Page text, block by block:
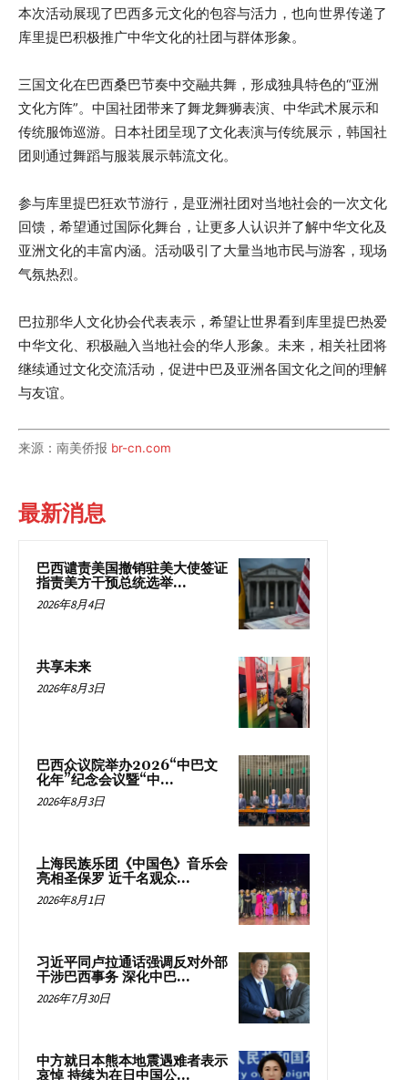
本次活动展现了巴西多元文化的包容与活力，也向世界传递了
库里提巴积极推广中华文化的社团与群体形象。
三国文化在巴西桑巴节奏中交融共舞，形成独具特色的“亚洲
文化方阵”。中国社团带来了舞龙舞狮表演、中华武术展示和
传统服饰巡游。日本社团呈现了文化表演与传统展示，韩国社
团则通过舞蹈与服装展示韩流文化。
参与库里提巴狂欢节游行，是亚洲社团对当地社会的一次文化
回馈，希望通过国际化舞台，让更多人认识并了解中华文化及
亚洲文化的丰富内涵。活动吸引了大量当地市民与游客，现场
气氛热烈。
巴拉那华人文化协会代表表示，希望让世界看到库里提巴热爱
中华文化、积极融入当地社会的华人形象。未来，相关社团将
继续通过文化交流活动，促进中巴及亚洲各国文化之间的理解
与友谊。
来源：南美侨报 br-cn.com
最新消息
巴西谴责美国撤销驻美大使签证
指责美方干预总统选举...
2026年8月4日
共享未来
2026年8月3日
巴西众议院举办2026“中巴文
化年”纪念会议暨“中...
2026年8月3日
上海民族乐团《中国色》音乐会
亮相圣保罗 近千名观众...
2026年8月1日
习近平同卢拉通话强调反对外部
干涉巴西事务 深化中巴...
2026年7月30日
中方就日本熊本地震遇难者表示
哀悼 持续为在日中国公...